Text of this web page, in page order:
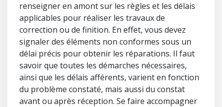
renseigner en amont sur les règles et les délais
applicables pour réaliser les travaux de
correction ou de finition. En effet, vous devez
signaler des éléments non conformes sous un
délai précis pour obtenir les réparations. Il faut
savoir que toutes les démarches nécessaires,
ainsi que les délais afférents, varient en fonction
du problème constaté, mais aussi du constat
avant ou après réception. Se faire accompagner